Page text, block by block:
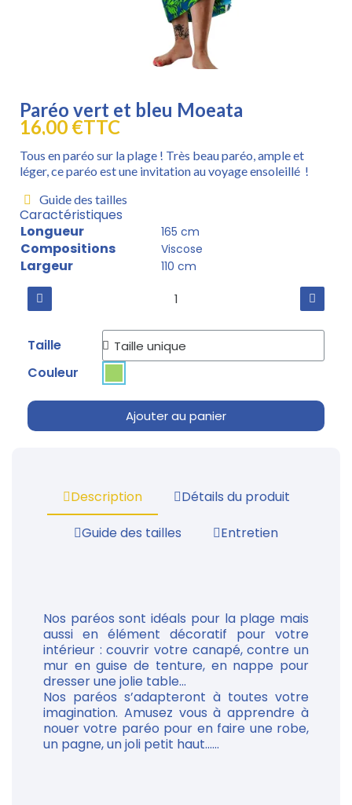
Paréo vert et bleu Moeata
16,00 €TTC
Tous en paréo sur la plage ! Très beau paréo, ample et
léger, ce paréo est une invitation au voyage ensoleillé !
Guide des tailles
Caractéristiques
Longueur
165 cm
Compositions Viscose
Largeur 110 cm
Taille
Couleur
Ajouter au panier
Description
Détails du produit
Guide des tailles
Entretien
Nos paréos sont idéals pour la plage mais
aussi en élément décoratif pour votre
intérieur : couvrir votre canapé, contre un
mur en guise de tenture, en nappe pour
dresser une jolie table...
Nos paréos s’adapteront à toutes votre
imagination. Amusez vous à apprendre à
nouer votre paréo pour en faire une robe,
un pagne, un joli petit haut......